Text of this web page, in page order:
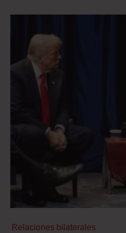
Relaciones bilaterales